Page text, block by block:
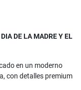
DE LA MADRE Y EL
en un moderno
con detalles premium